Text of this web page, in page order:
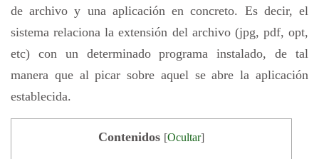
de archivo y una aplicación en concreto. Es decir, el
sistema relaciona la extensión del archivo (jpg, pdf, opt,
etc) con un determinado programa instalado, de tal
manera que al picar sobre aquel se abre la aplicación
establecida.
Contenidos [Ocultar]